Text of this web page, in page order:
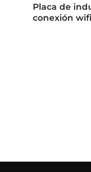
Placa de
conexión